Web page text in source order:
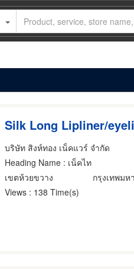
บริษัท สิงห์ทอง เน็คแวร์ จำกัด
Heading Name : เน็คไท
เขตห้วยขวาง
กรุงเทพมห
Views : 138 Time(s)